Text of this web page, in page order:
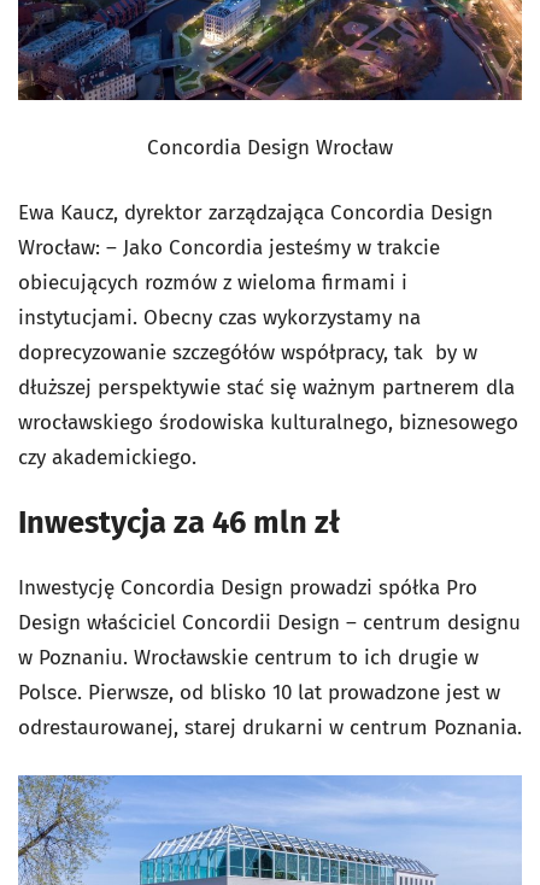
Concordia Design Wrocław
Ewa Kaucz, dyrektor zarządzająca Concordia Design
Wrocław: – Jako Concordia jesteśmy w trakcie
obiecujących rozmów z wieloma firmami i
instytucjami. Obecny czas wykorzystamy na
doprecyzowanie szczegółów współpracy, tak by w
dłuższej perspektywie stać się ważnym partnerem dla
wrocławskiego środowiska kulturalnego, biznesowego
czy akademickiego.
Inwestycja za 46 mln zł
Inwestycję Concordia Design prowadzi spółka Pro
Design właściciel Concordii Design – centrum designu
w Poznaniu. Wrocławskie centrum to ich drugie w
Polsce. Pierwsze, od blisko 10 lat prowadzone jest w
odrestaurowanej, starej drukarni w centrum Poznania.